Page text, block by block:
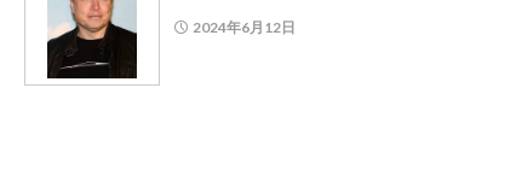
2024年6月12日